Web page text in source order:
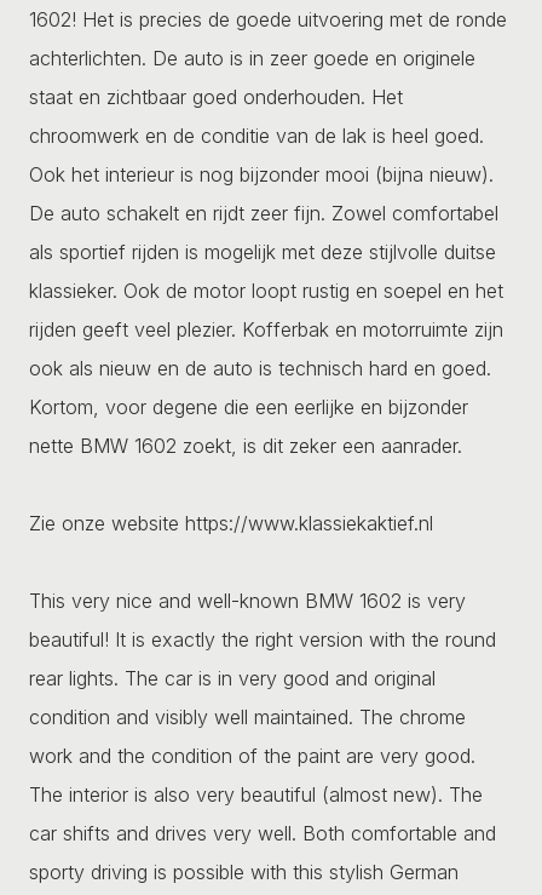
1602! Het is precies de goede uitvoering met de ronde
achterlichten. De auto is in zeer goede en originele
staat en zichtbaar goed onderhouden. Het
chroomwerk en de conditie van de lak is heel goed.
Ook het interieur is nog bijzonder mooi (bijna nieuw).
De auto schakelt en rijdt zeer fijn. Zowel comfortabel
als sportief rijden is mogelijk met deze stijlvolle duitse
klassieker. Ook de motor loopt rustig en soepel en het
rijden geeft veel plezier. Kofferbak en motorruimte zijn
ook als nieuw en de auto is technisch hard en goed.
Kortom, voor degene die een eerlijke en bijzonder
nette BMW 1602 zoekt, is dit zeker een aanrader.
Zie onze website https://www.klassiekaktief.nl
This very nice and well-known BMW 1602 is very
beautiful! It is exactly the right version with the round
rear lights. The car is in very good and original
condition and visibly well maintained. The chrome
work and the condition of the paint are very good.
The interior is also very beautiful (almost new). The
car shifts and drives very well. Both comfortable and
sporty driving is possible with this stylish German